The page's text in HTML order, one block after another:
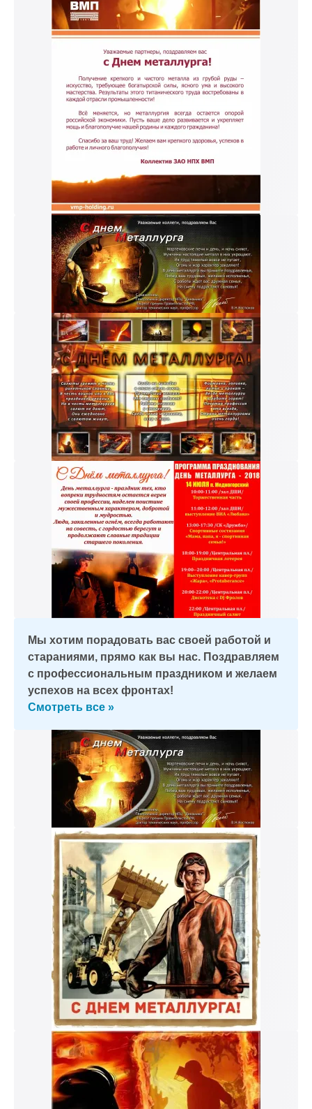
Мы хотим порадовать вас своей работой и
стараниями, прямо как вы нас. Поздравляем
с профессиональным праздником и желаем
успехов на всех фронтах!
Смотреть все »